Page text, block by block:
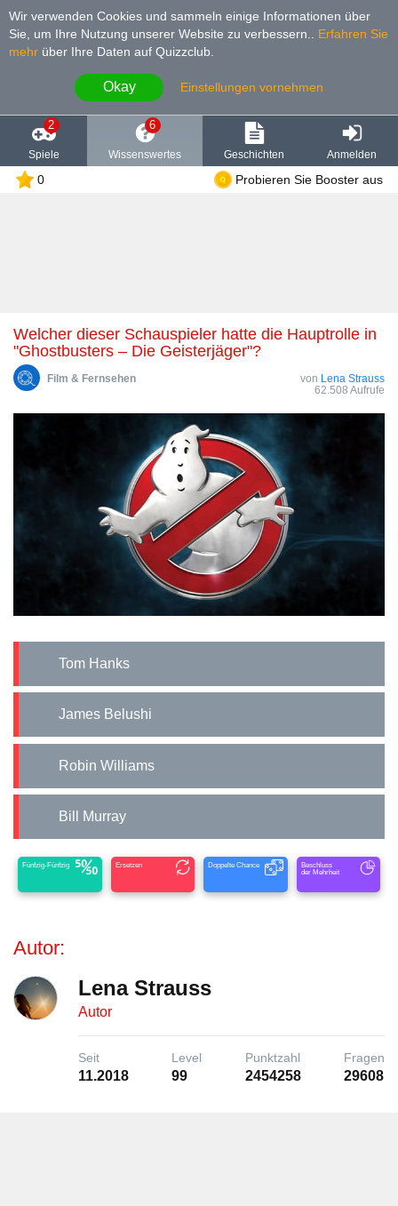
Wir verwenden Cookies und sammeln einige Informationen über
Sie, um Ihre Nutzung unserer Website zu verbessern.
Erfahren Sie
mehr über Ihre Daten auf Quizzclub.
Okay Einstellungen vornehmen
2
Spiele
6
Wissenswertes Geschichten Anmelden
0 Probieren Sie Booster aus
Welcher dieser Schauspieler hatte die Hauptrolle in
"Ghostbusters – Die Geisterjäger"?
Film & Fernsehen von Lena Strauss
62.508 Aufrufe
Tom Hanks
James Belushi
Robin Williams
Bill Murray
Fünfzig-Fünfzig Ersetzen Doppelte Chance
Beschluss
der Mehrheit
Autor:
Lena Strauss
Autor
Seit
11.2018
Level
99
Punktzahl
2454258
Fragen
29608